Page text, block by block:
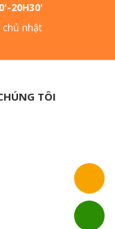
20H30'
nhật
TÔI